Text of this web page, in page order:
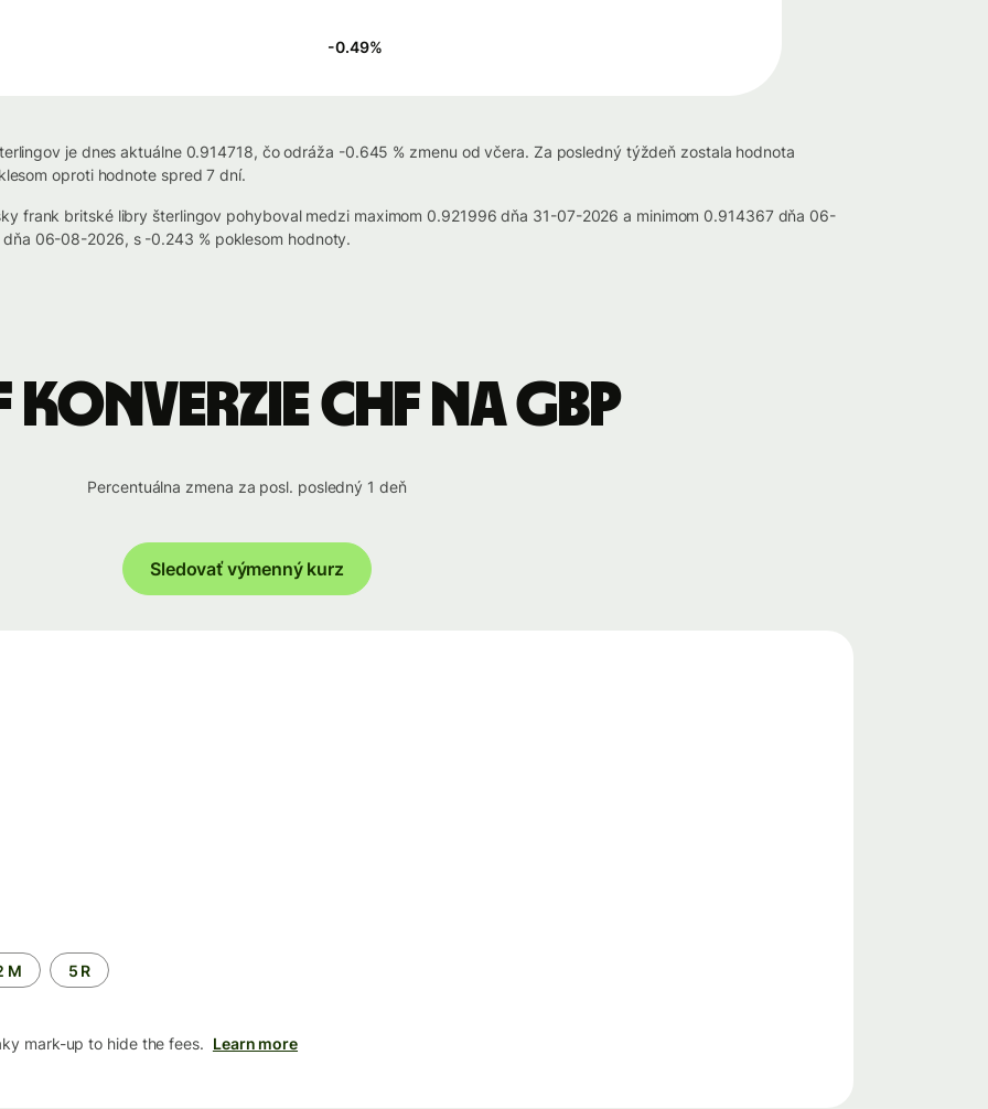
-0.49%
je dnes aktuálne 0.914718, čo odráža -0.645 % zmenu od včera. Za posledný týždeň zostala hodnota
oproti hodnote spred 7 dní.
frank britské libry šterlingov pohyboval medzi maximom 0.921996 dňa 31-07-2026 a minimom 0.914367 dňa 06-
06-08-2026, s -0.243 % poklesom hodnoty.
CHF na GBP
Percentuálna zmena za posl. posledný 1 deň
Sledovať výmenný kurz
M 5 R
mark-up to hide the fees. Learn more